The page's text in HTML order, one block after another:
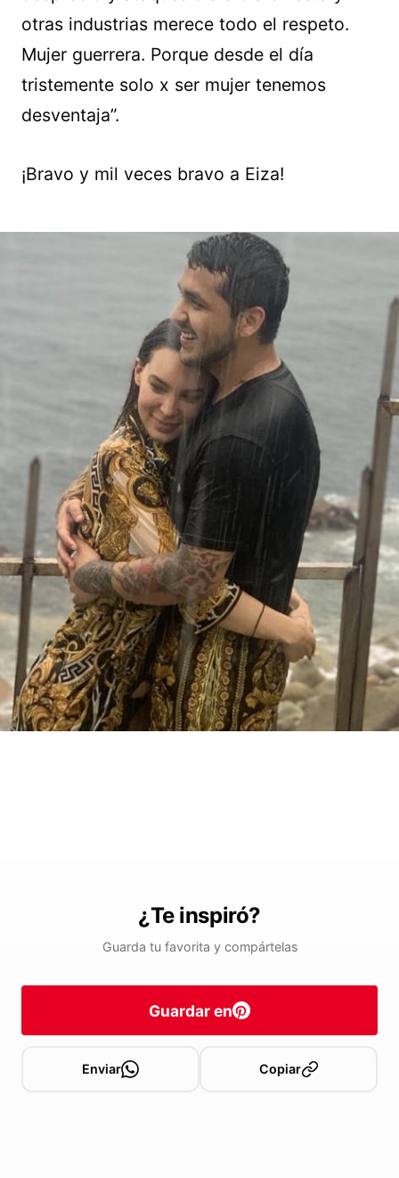
otras industrias merece todo el respeto.
Mujer guerrera. Porque desde el día
tristemente solo x ser mujer tenemos
desventaja”.
¡Bravo y mil veces bravo a Eiza!
¿Te inspiró?
Guarda tu favorita y compártelas
Guardar en
Enviar Copiar